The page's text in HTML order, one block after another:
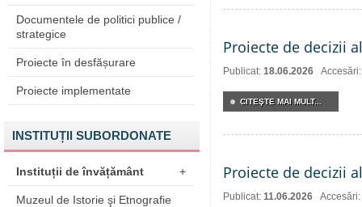
Documentele de politici publice /
strategice
Proiecte în desfășurare
Proiecte implementate
INSTITUȚII SUBORDONATE
Instituții de învățământ +
Muzeul de Istorie şi Etnografie
Proiecte de decizii
Publicat: 18.06.2026
CITEŞTE MAI MULT...
Proiecte de decizii
Publicat: 11.06.2026